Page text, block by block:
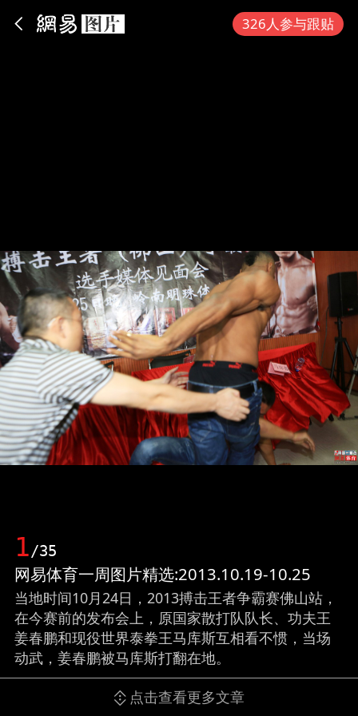
326人参与跟贴
1/35
网易体育一周图片精选:2013.10.19-10.25
当地时间10月24日，2013搏击王者争霸赛佛山站，
在今赛前的发布会上，原国家散打队队长、功夫王
姜春鹏和现役世界泰拳王马库斯互相看不惯，当场
动武，姜春鹏被马库斯打翻在地。
点击查看更多文章